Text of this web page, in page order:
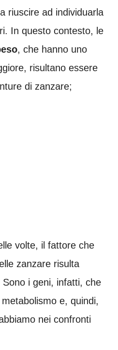
riuscire ad individuarla
In questo contesto, le
, che hanno uno
risultano essere
di zanzare;
volte, il fattore che
zanzare risulta
Sono i geni, infatti, che
e, quindi,
nei confronti